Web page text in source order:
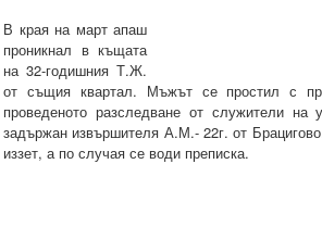
В края на март апаш
проникнал в къщата
на 32-годишния Т.Ж.
от същия квартал. Мъжът се простил с
проведеното разследване от служители на
задържан извършителя А.М.- 22г. от
иззет, а по случая се води преписка.